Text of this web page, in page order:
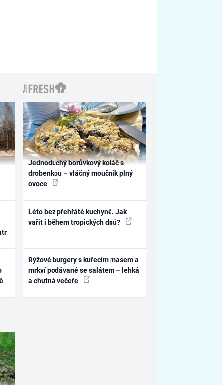
Jednoduchý borůvkový koláč s
drobenkou – vláčný moučník plný
ovoce
Léto bez přehřáté kuchyně. Jak
vařit i během tropických dnů?
Rýžové burgery s kuřecím masem a
mrkví podávané se salátem – lehká
a chutná večeře